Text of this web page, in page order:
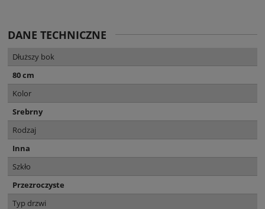
DANE TECHNICZNE
Dłuższy bok
80 cm
Kolor
Srebrny
Rodzaj
Inna
Szkło
Przezroczyste
Typ drzwi